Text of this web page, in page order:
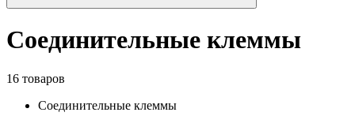
Соединительные клеммы
16 товаров
Соединительные клеммы